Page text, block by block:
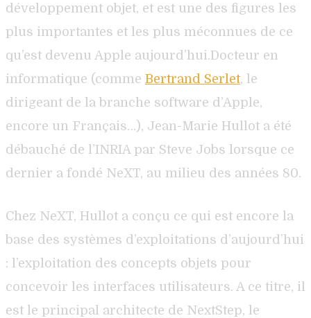
développement objet, et est une des figures les
plus importantes et les plus méconnues de ce
qu’est devenu Apple aujourd’hui.Docteur en
informatique (comme Bertrand Serlet, le
dirigeant de la branche software d’Apple,
encore un Français…), Jean-Marie Hullot a été
débauché de l’INRIA par Steve Jobs lorsque ce
dernier a fondé NeXT, au milieu des années 80.
Chez NeXT, Hullot a conçu ce qui est encore la
base des systèmes d’exploitations d’aujourd’hui
: l’exploitation des concepts objets pour
concevoir les interfaces utilisateurs. A ce titre, il
est le principal architecte de NextStep, le